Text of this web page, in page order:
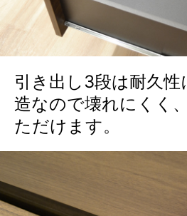
引き出し3段は耐久
造なので壊れにくく
ただけます。